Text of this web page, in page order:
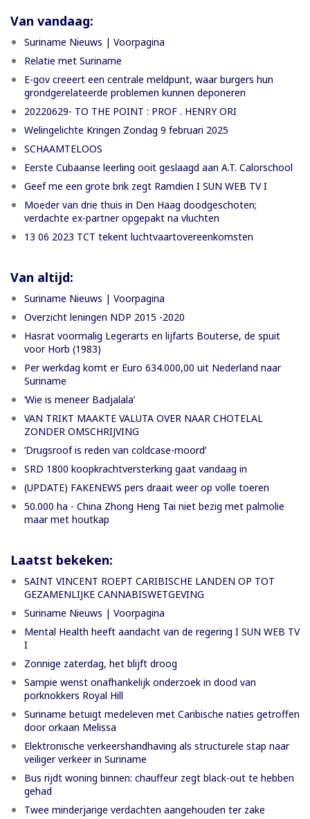
Van vandaag:
Suriname Nieuws | Voorpagina
Relatie met Suriname
E-gov creeert een centrale meldpunt, waar burgers hun
grondgerelateerde problemen kunnen deponeren
20220629- TO THE POINT : PROF . HENRY ORI
Welingelichte Kringen Zondag 9 februari 2025
SCHAAMTELOOS
Eerste Cubaanse leerling ooit geslaagd aan A.T. Calorschool
Geef me een grote brik zegt Ramdien I SUN WEB TV I
Moeder van drie thuis in Den Haag doodgeschoten;
verdachte ex-partner opgepakt na vluchten
13 06 2023 TCT tekent luchtvaartovereenkomsten
Van altijd:
Suriname Nieuws | Voorpagina
Overzicht leningen NDP 2015 -2020
Hasrat voormalig Legerarts en lijfarts Bouterse, de spuit
voor Horb (1983)
Per werkdag komt er Euro 634.000,00 uit Nederland naar
Suriname
‘Wie is meneer Badjalala’
VAN TRIKT MAAKTE VALUTA OVER NAAR CHOTELAL
ZONDER OMSCHRIJVING
’Drugsroof is reden van coldcase-moord’
SRD 1800 koopkrachtversterking gaat vandaag in
(UPDATE) FAKENEWS pers draait weer op volle toeren
50.000 ha - China Zhong Heng Tai niet bezig met palmolie
maar met houtkap
Laatst bekeken:
SAINT VINCENT ROEPT CARIBISCHE LANDEN OP TOT
GEZAMENLIJKE CANNABISWETGEVING
Suriname Nieuws | Voorpagina
Mental Health heeft aandacht van de regering I SUN WEB TV
I
Zonnige zaterdag, het blijft droog
Sampie wenst onafhankelijk onderzoek in dood van
porknokkers Royal Hill
Suriname betuigt medeleven met Caribische naties getroffen
door orkaan Melissa
Elektronische verkeershandhaving als structurele stap naar
veiliger verkeer in Suriname
Bus rijdt woning binnen: chauffeur zegt black-out te hebben
gehad
Twee minderjarige verdachten aangehouden ter zake